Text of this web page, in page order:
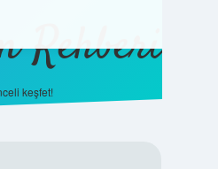
Rehberi
keşfet!